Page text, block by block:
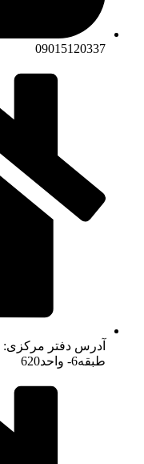
09015120337
آدرس دفتر مرکزی:
طبقه6- واحد620